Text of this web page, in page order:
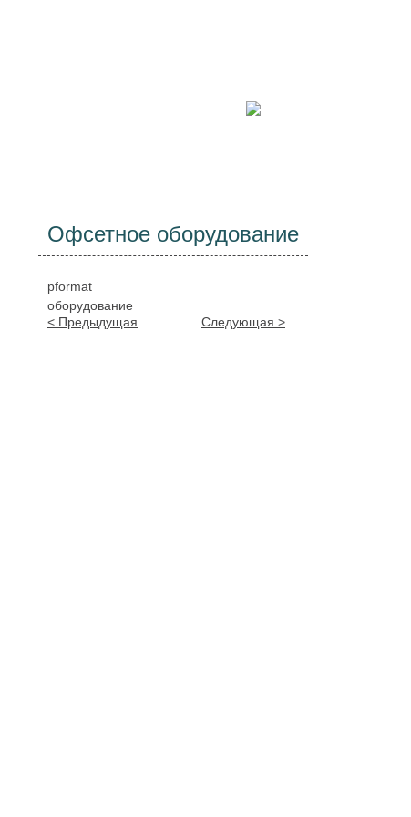
Офсетное оборудование
pformat
оборудование
< Предыдущая
Следующая >